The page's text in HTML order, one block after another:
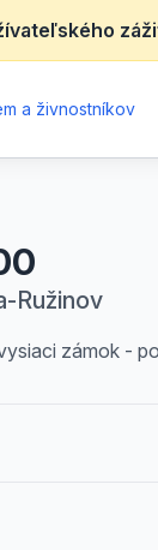
a živnostníkov
Ružinov
zámok -